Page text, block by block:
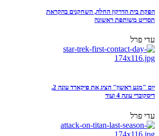
הפקת בית הדרקון החלה, השחקנים בהקראת
תסריט משותפת ראשונה
עדי פרל
יום "מגע ראשון" הציג את פיקארד עונה 2,
דיסקוברי עונה 4 ועוד
עדי פרל